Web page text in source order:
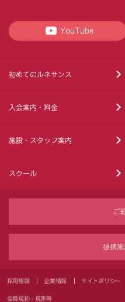
YouTube
初めてのルネサンス
入会案内・料金
施設・スタッフ案内
スクール
ご
提携施
採用情報 企業情報 サイトポリシー
会員規約・規則等